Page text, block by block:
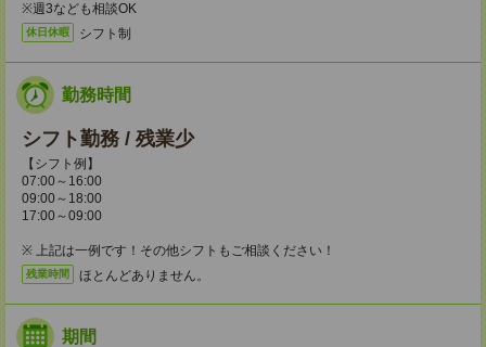
※週3なども相談OK
休日休暇 シフト制
勤務時間
シフト勤務 / 残業少
【シフト例】
07:00～16:00
09:00～18:00
17:00～09:00
※ 上記は一例です！その他シフトもご相談ください！
残業時間 ほとんどありません。
期間